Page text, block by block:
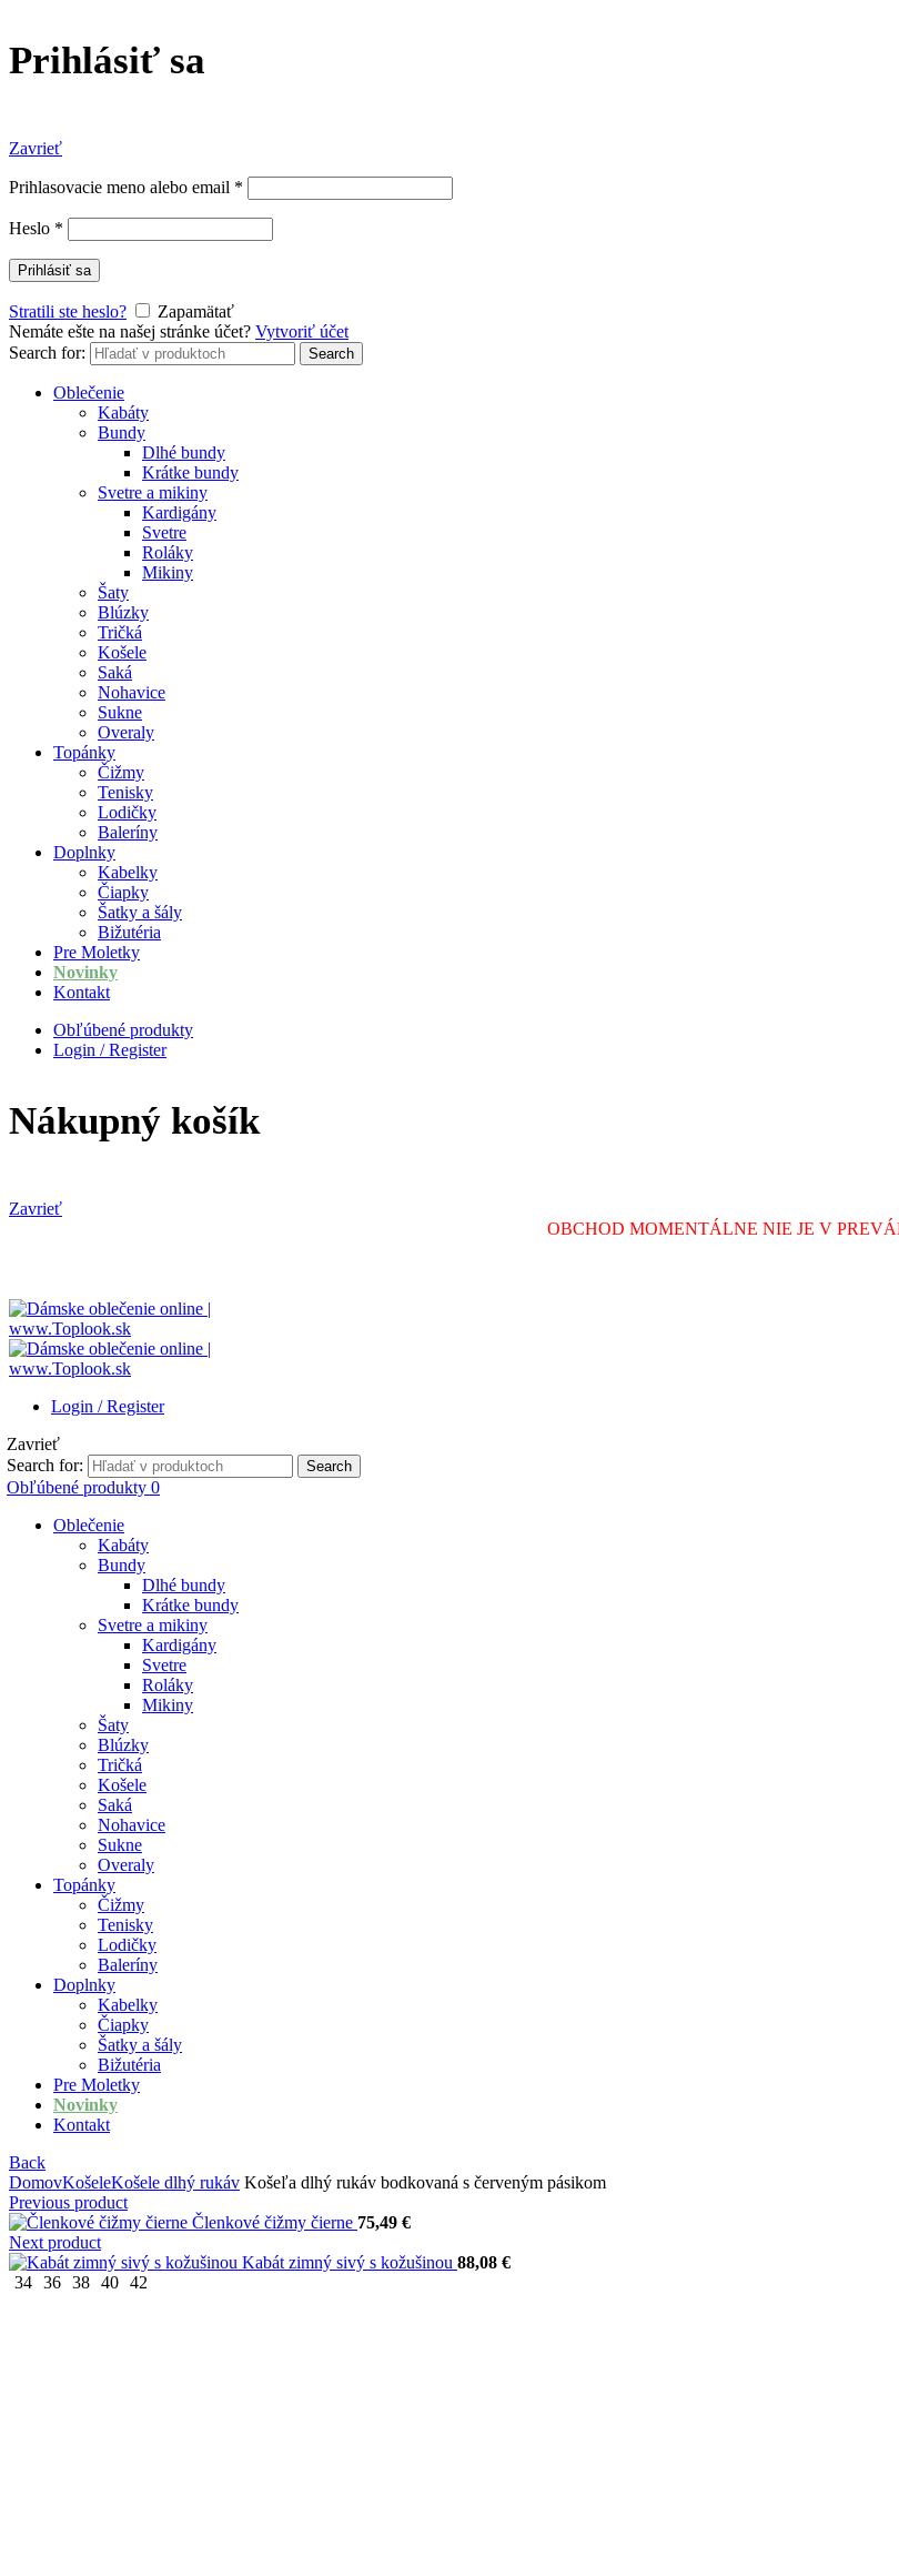
Prihlásiť sa
Zavrieť
Prihlasovacie meno alebo email *
Heslo *
Prihlásiť sa
Stratili ste heslo?
Zapamätať
Nemáte ešte na našej stránke účet? Vytvoriť účet
Search for:
Search
Oblečenie
Kabáty
Bundy
Dlhé bundy
Krátke bundy
Svetre a mikiny
Kardigány
Svetre
Roláky
Mikiny
Šaty
Blúzky
Tričká
Košele
Saká
Nohavice
Sukne
Overaly
Topánky
Čižmy
Tenisky
Lodičky
Baleríny
Doplnky
Kabelky
Čiapky
Šatky a šály
Bižutéria
Pre Moletky
Novinky
Kontakt
Obľúbené produkty
Login / Register
Nákupný košík
Zavrieť
OBCHOD MOMENTÁLNE NIE JE V
Login / Register
Zavrieť
Search for:
Search
Obľúbené produkty 0
Oblečenie
Kabáty
Bundy
Dlhé bundy
Krátke bundy
Svetre a mikiny
Kardigány
Svetre
Roláky
Mikiny
Šaty
Blúzky
Tričká
Košele
Saká
Nohavice
Sukne
Overaly
Topánky
Čižmy
Tenisky
Lodičky
Baleríny
Doplnky
Kabelky
Čiapky
Šatky a šály
Bižutéria
Pre Moletky
Novinky
Kontakt
Back
DomovKošeleKošele dlhý rukáv Košeľa dlhý rukáv bodkovaná s červeným pásikom
Previous product
Členkové čižmy čierne 75,49 €
Next product
Kabát zimný sivý s kožušinou 88,08 €
34 36 38 40 42